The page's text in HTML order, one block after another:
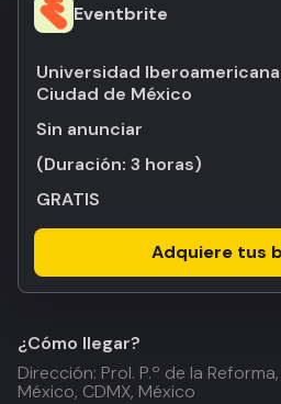
Eventbrite
Universidad
Ciudad de México
Sin anunciar
(Duración: 3 horas)
GRATIS
Adquiere tus
¿Cómo llegar?
Dirección: Prol. P.º de la
México, CDMX, México